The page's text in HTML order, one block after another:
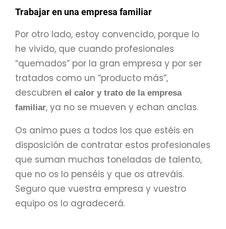
Trabajar en una empresa familiar
Por otro lado, estoy convencido, porque lo
he vivido, que cuando profesionales
“quemados” por la gran empresa y por ser
tratados como un “producto más”,
descubren el calor y trato de la empresa
familiar, ya no se mueven y echan anclas.
Os animo pues a todos los que estéis en
disposición de contratar estos profesionales
que suman muchas toneladas de talento,
que no os lo penséis y que os atreváis.
Seguro que vuestra empresa y vuestro
equipo os lo agradecerá.